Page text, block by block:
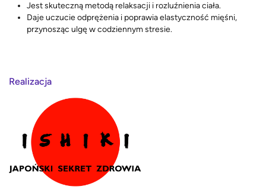
Jest skuteczną metodą relaksacji i rozluźnienia ciała.
Daje uczucie odprężenia i poprawia elastyczność mięśni,
przynosząc ulgę w codziennym stresie.
Realizacja